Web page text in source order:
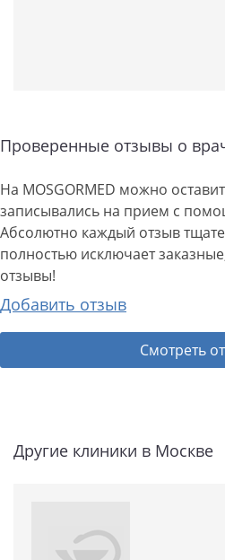
Проверенные отзывы о
На MOSGORMED можно
записывались на прием с
Абсолютно каждый отзыв
полностью исключает
отзывы!
Добавить отзыв
Смотреть
Другие клиники в Москве